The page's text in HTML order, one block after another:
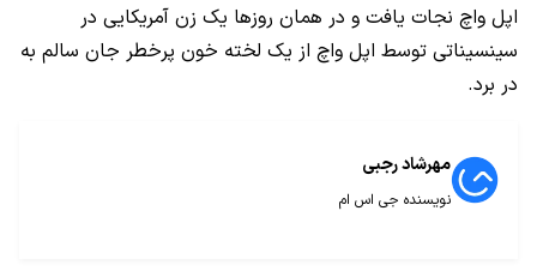
اپل واچ نجات یافت و در همان روزها یک زن آمریکایی در
سینسیناتی توسط اپل واچ از یک لخته خون پرخطر جان سالم به
در برد.
مهرشاد رجبی
نویسنده جی اس ام